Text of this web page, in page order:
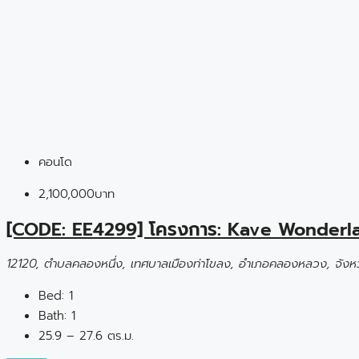
คอนโด
2,100,000บาท
[CODE: EE4299] โครงการ: Kave
12120, ตำบลคลองหนึ่ง, เทศบาลเมืองท่าโขลง, อำเภอคลองหลวง, จัง
Bed: 1
Bath: 1
25.9 – 27.6 ตร.ม.